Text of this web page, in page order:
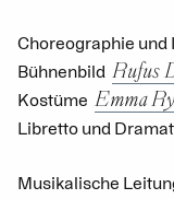
Choreographie und
Bühnenbild Rufus
Kostüme Emma
Libretto und
Musikalische